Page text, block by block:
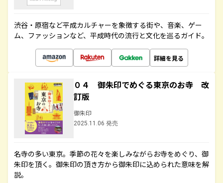
渋谷・原宿など平成カルチャーを象徴する街や、音楽、ゲー
ム、ファッションなど、平成時代の流行と文化を巡るガイド。
詳細を見る
０４ 御朱印でめぐる東京のお寺 改
訂版
御朱印
2025.11.06 発売
名寺の多い東京。季節の花々を楽しみながらお寺をめぐり、御
朱印を頂く。御朱印の頂き方から御朱印に込められた意味を解
説。